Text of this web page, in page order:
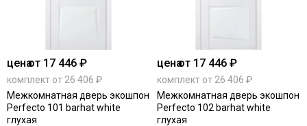
ценаот 17 446 ₽
комплект от 26 406 ₽
Межкомнатная дверь экошпон
Perfecto 101 barhat white
глухая
ценаот 17 446 ₽
комплект от 26 406 ₽
Межкомнатная дверь экошпон
Perfecto 102 barhat white
глухая